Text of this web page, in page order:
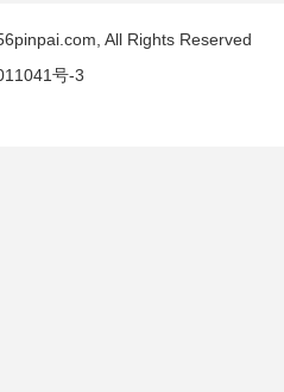
All Rights Reserved
号-3